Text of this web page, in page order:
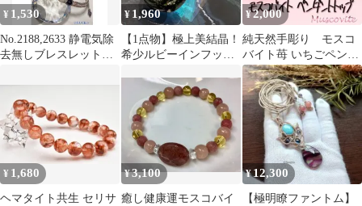
¥ 1,530
No.2188,2633 静電気除
去無しブレスレット 2
¥ 1,960
【1点物】極上美結晶！
希少ルビーインフック
ダント
¥2,000
純天然手彫り モスコ
バイト苺 いちごペンダ
ントトップ 10068911
¥ 1,680
ヘマタイト共生 セリサ
¥3,100
癒し健康運モスコバイ
¥12,300
【極明瞭ファントム】